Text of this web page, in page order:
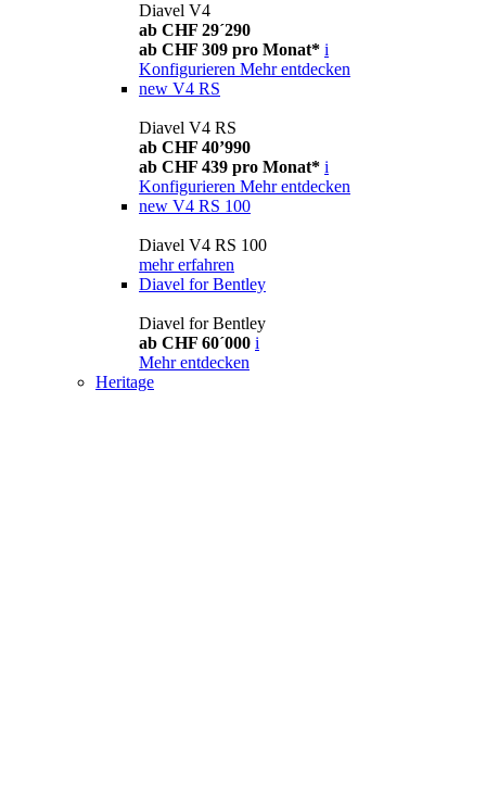
Diavel V4
ab CHF 29´290
ab CHF 309 pro Monat* i
Konfigurieren Mehr entdecken
new V4 RS
Diavel V4 RS
ab CHF 40’990
ab CHF 439 pro Monat* i
Konfigurieren Mehr entdecken
new V4 RS 100
Diavel V4 RS 100
mehr erfahren
Diavel for Bentley
Diavel for Bentley
ab CHF 60´000 i
Mehr entdecken
Heritage